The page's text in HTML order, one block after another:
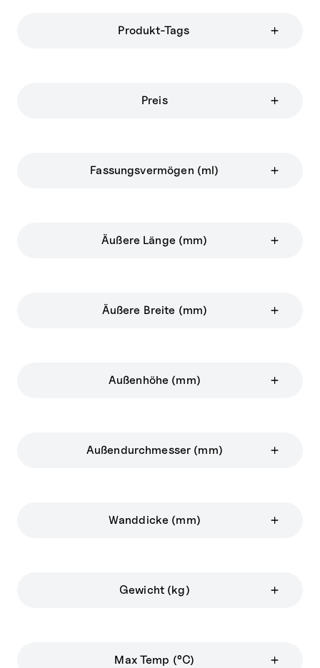
Produkt-Tags
Preis
Fassungsvermögen (ml)
Äußere Länge (mm)
Äußere Breite (mm)
Außenhöhe (mm)
Außendurchmesser (mm)
Wanddicke (mm)
Gewicht (kg)
Max Temp (°C)